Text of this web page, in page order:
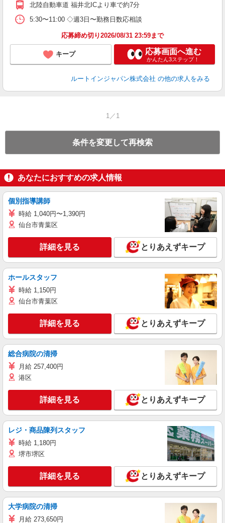
北陸自動車道 福井北ICより車で約7分
5:30〜11:00 ◇週3日〜勤務日数応相談
応募締め切り2026/08/31 23:59まで
キープ 応募画面へ進む
かんたん3ステップ！
ルートインジャパン株式会社 の他の求人をみる
1／1
条件を変更して再検索
あなたにおすすめの求人情報
個別指導講師
時給 1,040円〜1,390円
仙台市青葉区
詳細を見る とりあえずキープ
ホールスタッフ
時給 1,150円
仙台市青葉区
詳細を見る とりあえずキープ
総合病院の清掃
月給 257,400円
港区
詳細を見る とりあえずキープ
レジ・商品陳列スタッフ
時給 1,180円
堺市堺区
詳細を見る とりあえずキープ
大学病院の清掃
月給 273,650円